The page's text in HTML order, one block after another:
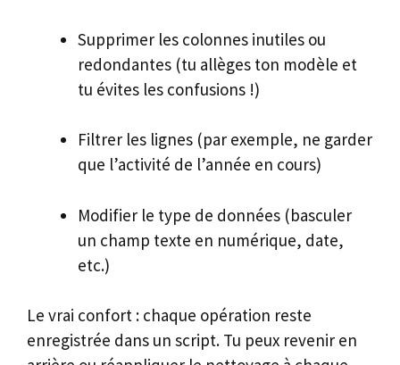
Supprimer les colonnes inutiles ou
redondantes (tu allèges ton modèle et
tu évites les confusions !)
Filtrer les lignes (par exemple, ne garder
que l’activité de l’année en cours)
Modifier le type de données (basculer
un champ texte en numérique, date,
etc.)
Le vrai confort : chaque opération reste
enregistrée dans un script. Tu peux revenir en